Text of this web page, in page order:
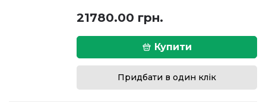
21780.00 грн.
Купити
Придбати в один клік